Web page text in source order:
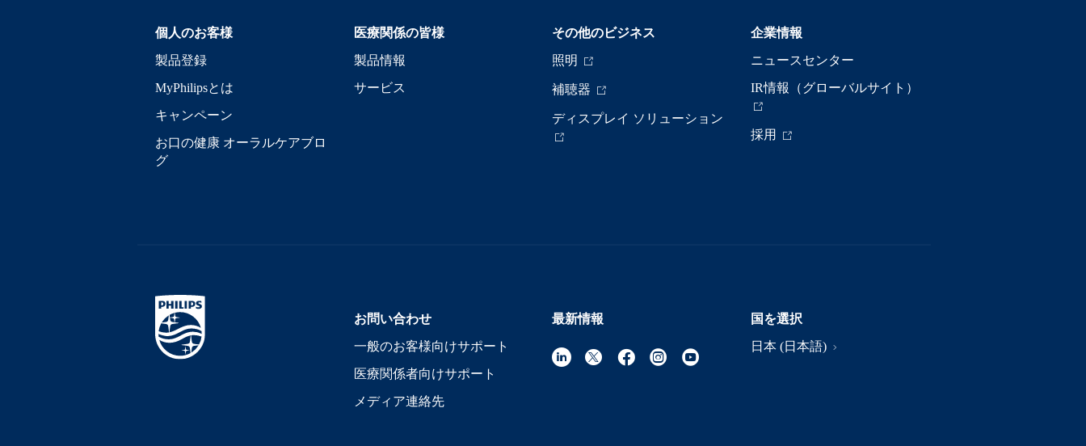
個人のお客様
製品登録
MyPhilipsとは
キャンペーン
お口の健康 オーラルケアブロ
グ
医療関係の皆様
製品情報
サービス
その他のビジネス
照明
補聴器
ディスプレイ ソリューション
企業情報
ニュースセンター
IR情報（グローバルサイト）
採用
お問い合わせ
一般のお客様向けサポート
医療関係者向けサポート
メディア連絡先
最新情報
国を選択
日本 (日本語)